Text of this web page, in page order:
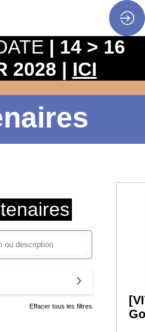
Effacer tous les filtres
| 14 > 16
2028 | ICI